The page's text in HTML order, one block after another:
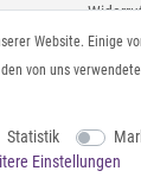
Website. Einige
von uns
Statistik
Einstellungen